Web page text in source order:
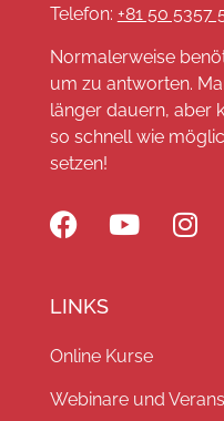
Telefon: +81 50 5357
Normalerweise
um zu antworten.
länger dauern, aber
so schnell wie
setzen!
LINKS
Online Kurse
Webinare und